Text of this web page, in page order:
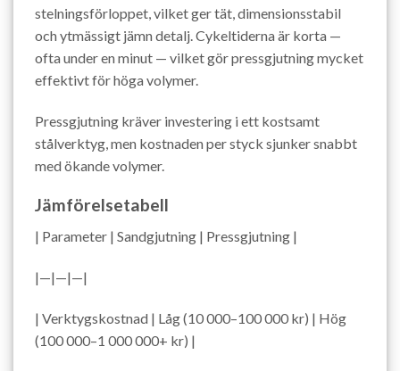
stelningsförloppet, vilket ger tät, dimensionsstabil
och ytmässigt jämn detalj. Cykeltiderna är korta —
ofta under en minut — vilket gör pressgjutning mycket
effektivt för höga volymer.
Pressgjutning kräver investering i ett kostsamt
stålverktyg, men kostnaden per styck sjunker snabbt
med ökande volymer.
Jämförelsetabell
| Parameter | Sandgjutning | Pressgjutning |
|—|—|—|
| Verktygskostnad | Låg (10 000–100 000 kr) | Hög
(100 000–1 000 000+ kr) |